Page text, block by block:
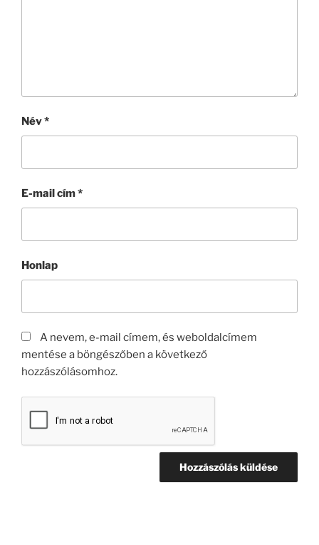
Név*
E-mail cím*
Honlap
A nevem, e-mail címem, és weboldalcímem
mentése a böngészőben a következő
hozzászólásomhoz.